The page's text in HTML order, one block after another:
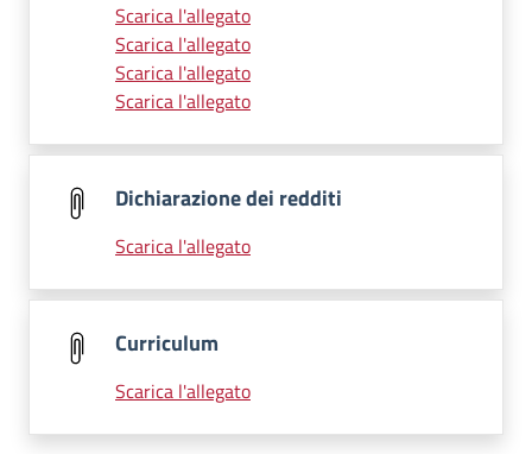
Scarica l'allegato
Scarica l'allegato
Scarica l'allegato
Scarica l'allegato
Dichiarazione dei redditi
Scarica l'allegato
Curriculum
Scarica l'allegato